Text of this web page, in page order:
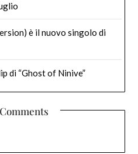
è il nuovo singolo di
di “Ghost of Ninive”